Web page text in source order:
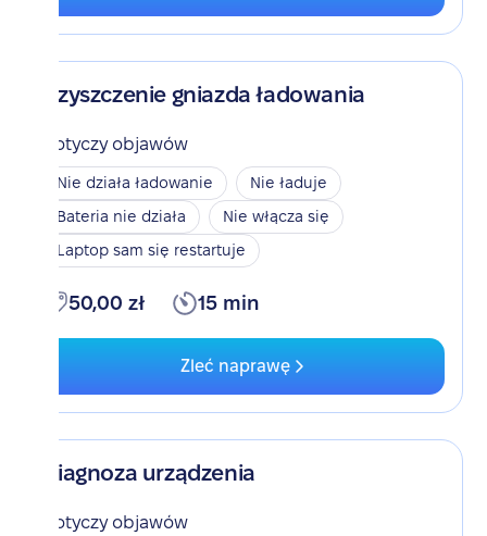
Czyszczenie gniazda ładowania
Dotyczy objawów
Nie działa ładowanie
Nie ładuje
Bateria nie działa
Nie włącza się
Laptop sam się restartuje
50,00 zł 15 min
Zleć naprawę
Diagnoza urządzenia
Dotyczy objawów